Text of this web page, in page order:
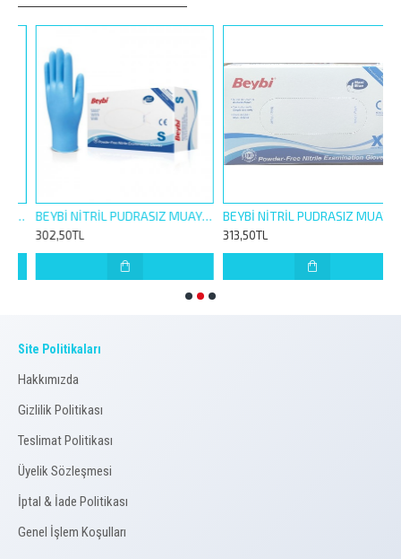
BEYBİ NİTRİL PUDRASIZ MUAYENE ELDİVEN 100 LÜ S SMALL KÜÇÜK BOY
302,50TL
BEYBİ NİTRİL PUDRASIZ MUAYENE ELDİVEN 100 LÜ XL LARGE EKSTRA BÜYÜK BOY
313,50TL
Site Politikaları
Hakkımızda
Gizlilik Politikası
Teslimat Politikası
Üyelik Sözleşmesi
İptal & İade Politikası
Genel İşlem Koşulları